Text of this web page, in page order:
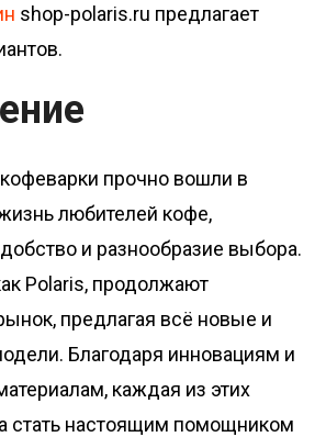
shop-polaris.ru предлагает
прочно вошли в
любителей кофе,
и разнообразие выбора.
Polaris, продолжают
предлагая всё новые и
Благодаря инновациям и
каждая из этих
стать настоящим помощником